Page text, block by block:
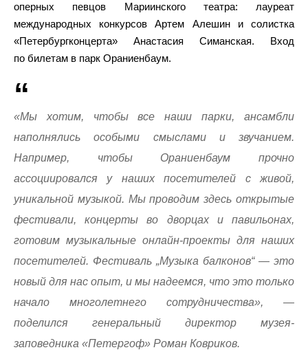
оперных певцов Мариинского театра: лауреат
международных конкурсов Артем Алешин и солистка
«Петербургконцерта» Анастасия Симанская. Вход
по билетам в парк Ораниенбаум.
«Мы хотим, чтобы все наши парки, ансамбли
наполнялись особыми смыслами и звучанием.
Например, чтобы Ораниенбаум прочно
ассоциировался у наших посетителей с живой,
уникальной музыкой. Мы проводим здесь открытые
фестивали, концерты во дворцах и павильонах,
готовим музыкальные онлайн-проекты для наших
посетителей. Фестиваль „Музыка балконов“ — это
новый для нас опыт, и мы надеемся, что это только
начало многолетнего сотрудничества», —
поделился генеральный директор музея-
заповедника «Петергоф» Роман Ковриков.